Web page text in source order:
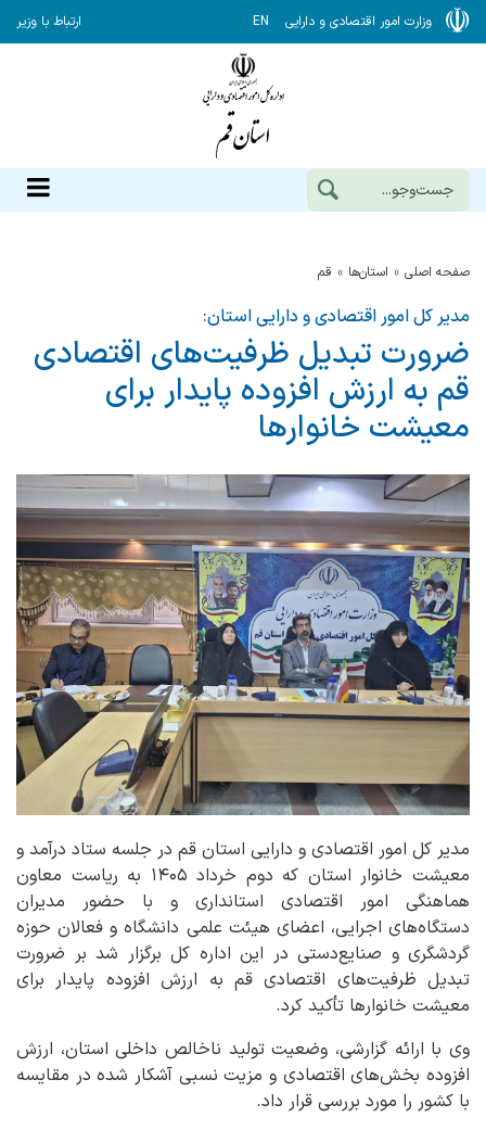
وزارت امور اقتصادی و دارایی EN ارتباط با وزیر
صفحه اصلی استان‌ها قم
مدیر کل امور اقتصادی و دارایی استان:
ضرورت تبدیل ظرفیت‌های اقتصادی
قم به ارزش افزوده پایدار برای
معیشت خانوارها
مدیر کل امور اقتصادی و دارایی استان قم در جلسه ستاد درآمد و
معیشت خانوار استان که دوم خرداد ۱۴۰۵ به ریاست معاون
هماهنگی امور اقتصادی استانداری و با حضور مدیران
دستگاه‌های اجرایی، اعضای هیئت علمی دانشگاه و فعالان حوزه
گردشگری و صنایع‌دستی در این اداره کل برگزار شد بر ضرورت
تبدیل ظرفیت‌های اقتصادی قم به ارزش افزوده پایدار برای
معیشت خانوارها تأکید کرد.
وی با ارائه گزارشی، وضعیت تولید ناخالص داخلی استان، ارزش
افزوده بخش‌های اقتصادی و مزیت نسبی آشکار شده در مقایسه
با کشور را مورد بررسی قرار داد.